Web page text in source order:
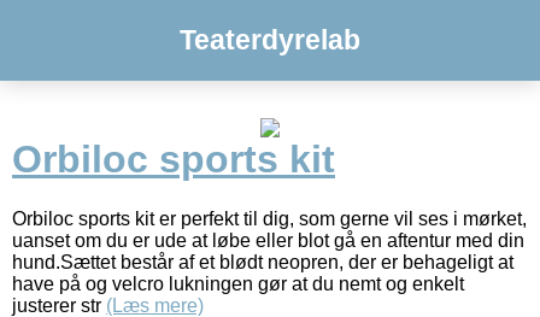
Teaterdyrelab
Orbiloc sports kit
Orbiloc sports kit er perfekt til dig, som gerne vil ses i mørket,
uanset om du er ude at løbe eller blot gå en aftentur med din
hund.Sættet består af et blødt neopren, der er behageligt at
have på og velcro lukningen gør at du nemt og enkelt
justerer str (Læs mere)